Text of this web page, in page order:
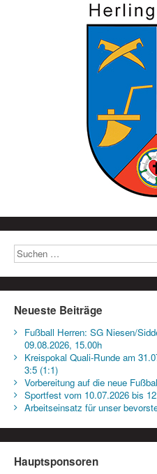
Neueste Beiträge
Fußball Herren: SG Niesen/
09.08.2026, 15.00h
Kreispokal Quali-Runde am
3:5 (1:1)
Vorbereitung auf die neue
Sportfest vom 10.07.2026 bis
Arbeitseinsatz für unser
Hauptsponsoren